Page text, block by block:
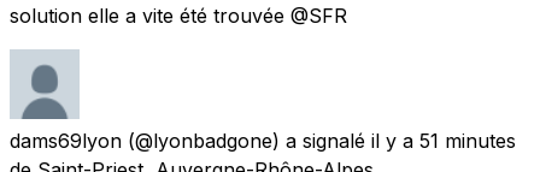
solution elle a vite été trouvée @SFR
dams69lyon (@lyonbadgone) a signalé il y a 51 minutes